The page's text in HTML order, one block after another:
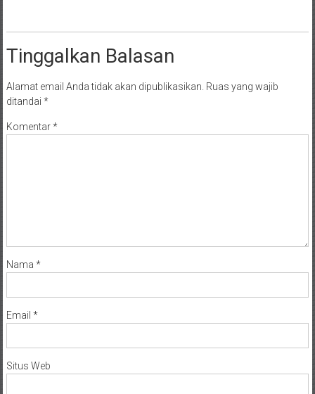
Tinggalkan Balasan
Alamat email Anda tidak akan dipublikasikan. Ruas yang wajib
ditandai *
Komentar*
Nama *
Email *
Situs Web